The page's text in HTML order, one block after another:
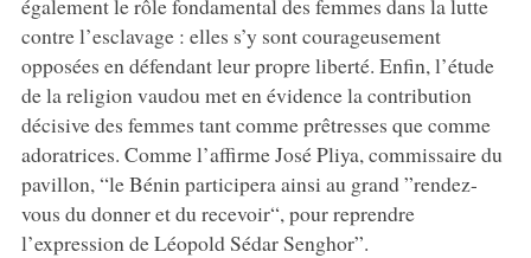
contre l’esclavage : elles s’y sont courageusement
opposées en défendant leur propre liberté. Enfin, l’étude
de la religion vaudou met en évidence la contribution
décisive des femmes tant comme prêtresses que comme
adoratrices. Comme l’affirme José Pliya, commissaire du
pavillon, “le Bénin participera ainsi au grand ”rendez-
vous du donner et du recevoir“, pour reprendre
l’expression de Léopold Sédar Senghor”.